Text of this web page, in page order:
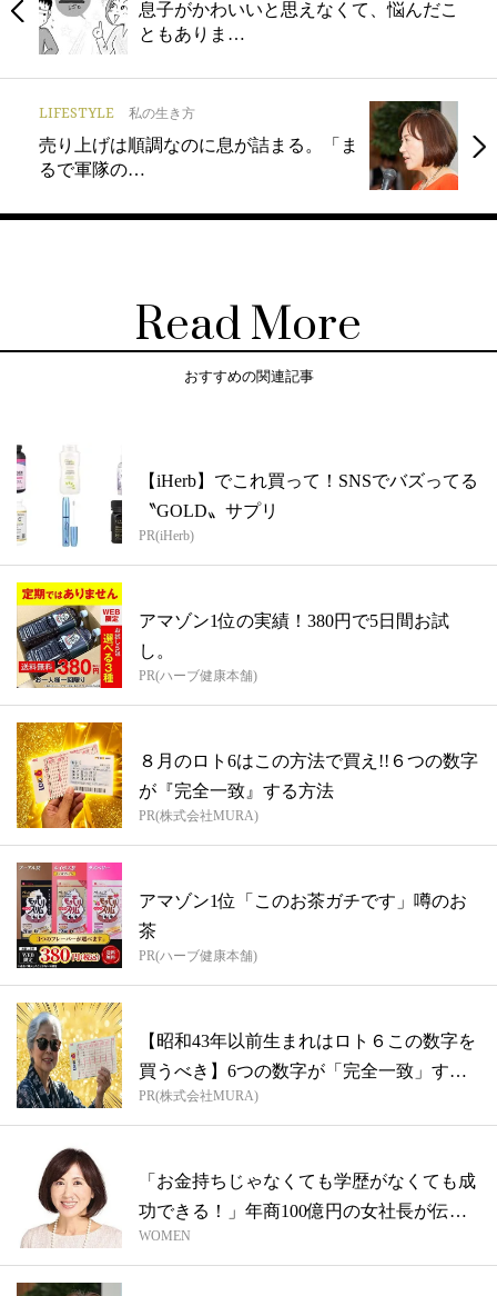
息子がかわいいと思えなくて、悩んだこ
ともありま…
LIFESTYLE 私の生き方
売り上げは順調なのに息が詰まる。「ま
るで軍隊の…
Read More
おすすめの関連記事
【iHerb】でこれ買って！SNSでバズってる
〝GOLD〟サプリ
PR(iHerb)
アマゾン1位の実績！380円で5日間お試
し。
PR(ハーブ健康本舗)
８月のロト6はこの方法で買え!!６つの数字
が『完全一致』する方法
PR(株式会社MURA)
アマゾン1位「このお茶ガチです」噂のお
茶
PR(ハーブ健康本舗)
【昭和43年以前生まれはロト６この数字を
買うべき】6つの数字が「完全一致」する
方...
PR(株式会社MURA)
「お金持ちじゃなくても学歴がなくても成
功できる！」年商100億円の女社長が伝え
た...
WOMEN